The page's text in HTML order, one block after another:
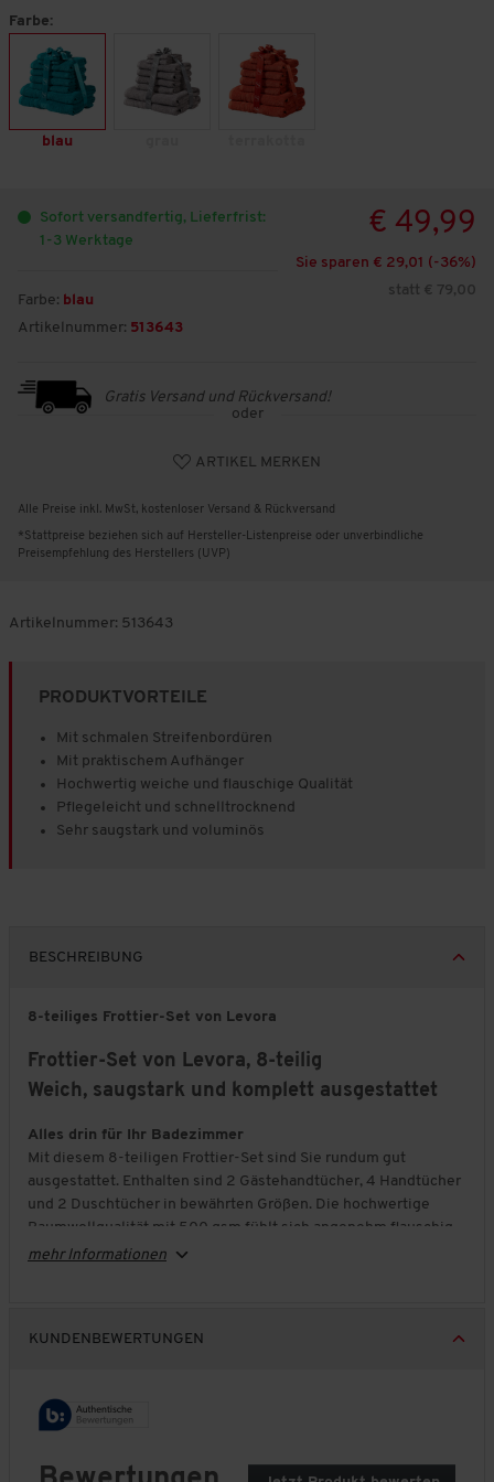
Farbe:
blau
Sofort versandfertig, Lieferfrist:
1-3 Werktage
Farbe: blau
Artikelnummer: 513643
€ 49,99
Sie sparen € 29,01 (-36%)
statt € 79,00
Gratis Versand und Rückversand!
oder
ARTIKEL MERKEN
Alle Preise inkl. MwSt, kostenloser Versand & Rückversand
*Stattpreise beziehen sich auf Hersteller-Listenpreise oder unverbindliche
Preisempfehlung des Herstellers (UVP)
Artikelnummer: 513643
PRODUKTVORTEILE
Mit schmalen Streifenbordüren
Mit praktischem Aufhänger
Hochwertig weiche und flauschige Qualität
Pflegeleicht und schnelltrocknend
Sehr saugstark und voluminös
BESCHREIBUNG
8-teiliges Frottier-Set von Levora
Frottier-Set von Levora, 8-teilig
Weich, saugstark und komplett ausgestattet
Alles drin für Ihr Badezimmer
Mit diesem 8-teiligen Frottier-Set sind Sie rundum gut
ausgestattet. Enthalten sind 2 Gästehandtücher, 4 Handtücher
und 2 Duschtücher in bewährten Größen. Die hochwertige
Baumwollqualität mit 500 gsm fühlt sich angenehm flauschig
an und bietet genau den Komfort, den Sie im Alltag schätzen.
zuverlässig auf und liegt weich auf der Haut. Schmale
Pflegeleicht für jeden Tag
unkompliziert in der Pflege. So bleiben sie auch bei
mehr Informationen
KUNDENBEWERTUNGEN